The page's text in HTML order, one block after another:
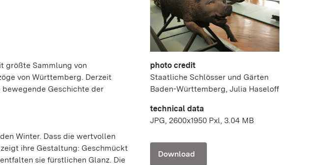
größte Sammlung von
von Württemberg. Derzeit
bewegende Geschichte der
Winter. Dass die wertvollen
ihre Gestaltung: Geschmückt
sie fürstlichen Glanz. Die
photo credit
Staatliche Schlösser und Gärten
Baden-Württemberg, Julia Haseloff
technical data
JPG, 2600x1950 Pxl, 3.04 MB
Download